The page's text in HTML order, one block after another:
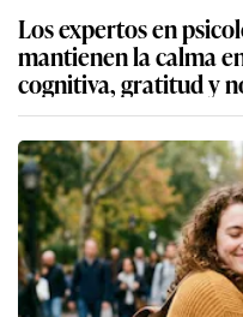
Los expertos en
mantienen la calma
cognitiva, gratitud y